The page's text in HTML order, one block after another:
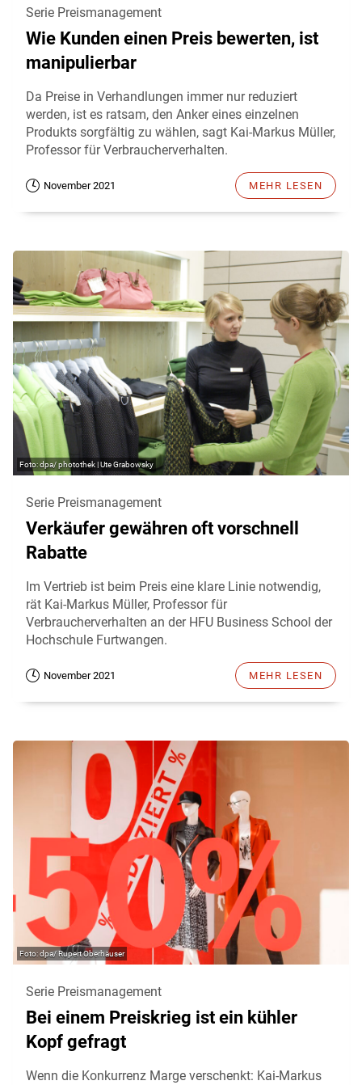
Serie Preismanagement
Wie Kunden einen Preis bewerten, ist
manipulierbar
Da Preise in Verhandlungen immer nur reduziert
werden, ist es ratsam, den Anker eines einzelnen
Produkts sorgfältig zu wählen, sagt Kai-Markus Müller,
Professor für Verbraucherverhalten.
November 2021 MEHR LESEN
dpa/ photothek | Ute Grabowsky
Serie Preismanagement
Verkäufer gewähren oft vorschnell
Rabatte
Im Vertrieb ist beim Preis eine klare Linie notwendig,
rät Kai-Markus Müller, Professor für
Verbraucherverhalten an der HFU Business School der
Hochschule Furtwangen.
November 2021 MEHR LESEN
dpa/ Rupert Oberhäuser
Serie Preismanagement
Bei einem Preiskrieg ist ein kühler
Kopf gefragt
Wenn die Konkurrenz Marge verschenkt: Kai-Markus